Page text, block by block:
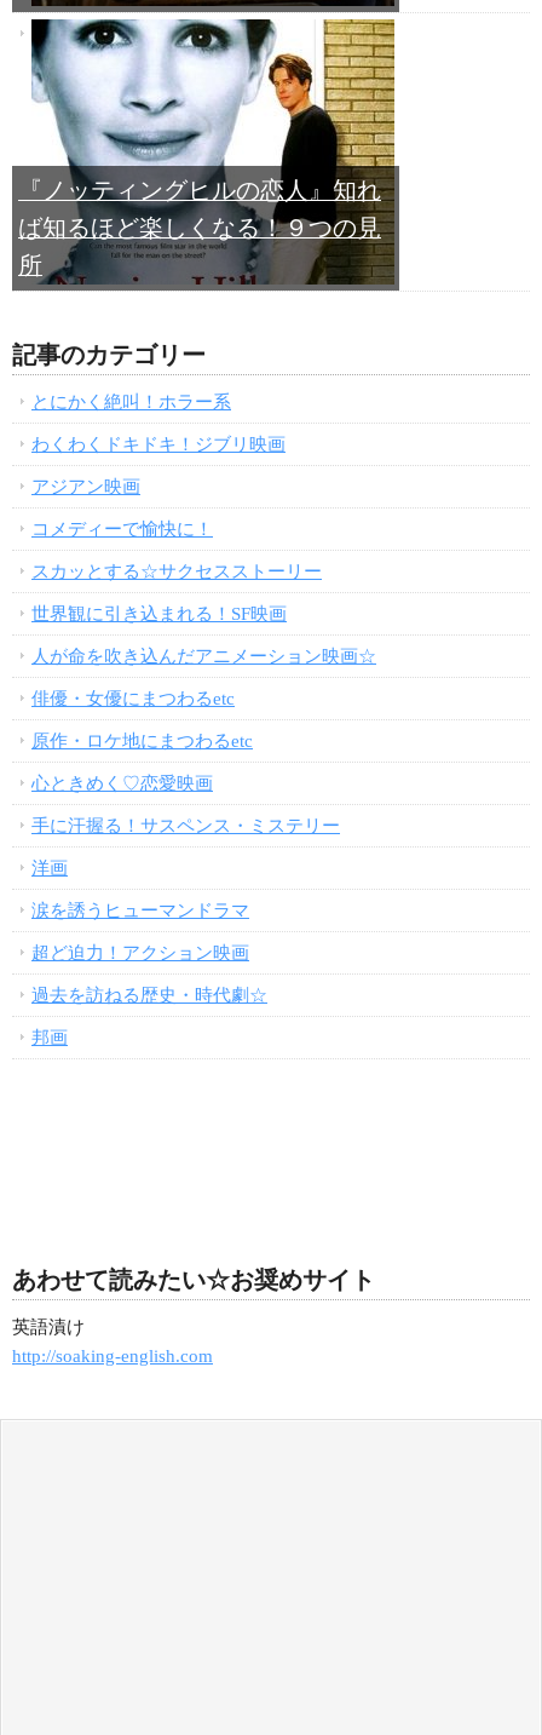
『ノッティングヒルの恋人』知れ
ば知るほど楽しくなる！９つの見
所
記事のカテゴリー
とにかく絶叫！ホラー系
わくわくドキドキ！ジブリ映画
アジアン映画
コメディーで愉快に！
スカッとする☆サクセスストーリー
世界観に引き込まれる！SF映画
人が命を吹き込んだアニメーション映画☆
俳優・女優にまつわるetc
原作・ロケ地にまつわるetc
心ときめく♡恋愛映画
手に汗握る！サスペンス・ミステリー
洋画
涙を誘うヒューマンドラマ
超ど迫力！アクション映画
過去を訪ねる歴史・時代劇☆
邦画
あわせて読みたい☆お奨めサイト
英語漬け
http://soaking-english.com